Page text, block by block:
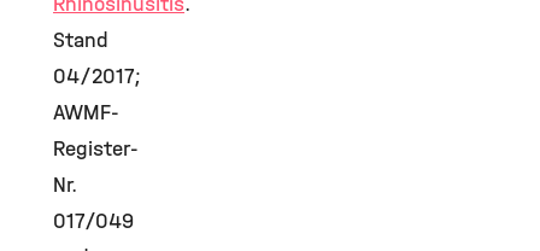
Stand
04/2017;
AWMF-
Register-
Nr.
017/049